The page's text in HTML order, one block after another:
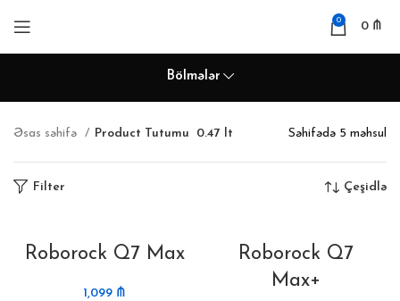
0 0 ₼
Bölmələr
Əsas səhifə Product Tutumu 0.47 lt Səhifədə 5 məhsul
Filter Çeşidlə
Roborock Q7 Max
1,099 ₼
Roborock Q7
Max+